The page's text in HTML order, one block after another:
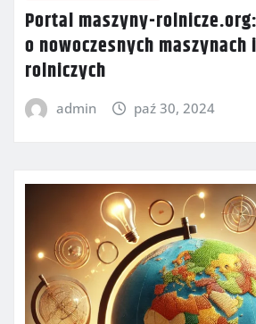
Portal maszyny-
o nowoczesnych
rolniczych
admin paź 30, 2024